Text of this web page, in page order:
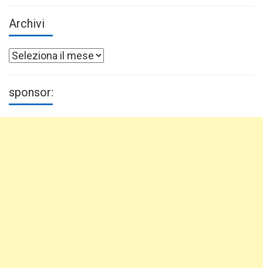
Archivi
Archivi
sponsor: